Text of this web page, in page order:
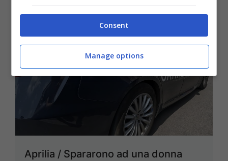
Aprilia / Spararono ad una donna
Consent
Manage options